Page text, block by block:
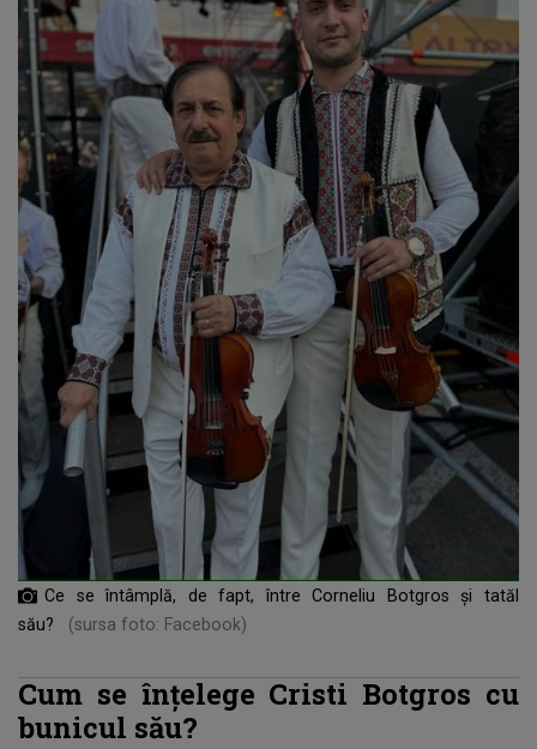
Ce se întâmplă, de fapt, între Corneliu Botgros și tatăl
său?
(sursa foto: Facebook)
Cum se înțelege Cristi Botgros cu
bunicul său?